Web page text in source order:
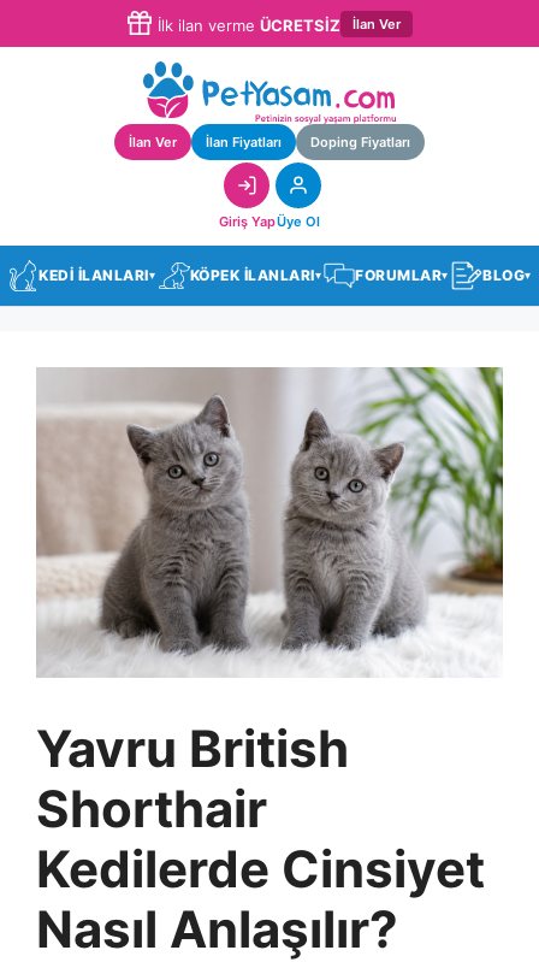
İlk ilan verme ÜCRETSİZ İlan Ver
İlan Ver İlan Fiyatları Doping Fiyatları
Giriş YapÜye Ol
KEDİ İLANLARI▾ KÖPEK İLANLARI▾ FORUMLAR▾ BLOG▾
Yavru British
Shorthair
Kedilerde Cinsiyet
Nasıl Anlaşılır?